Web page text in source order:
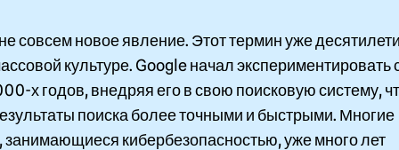
совсем новое явление. Этот термин уже
культуре. Google начал экспериментировать
х годов, внедряя его в свою поисковую систему,
поиска более точными и быстрыми. Многие
занимающиеся кибербезопасностью, уже много лет